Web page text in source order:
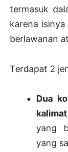
termasuk
karena
berlawanan
Terdapat 2
Dua
kalimat
yang
yang